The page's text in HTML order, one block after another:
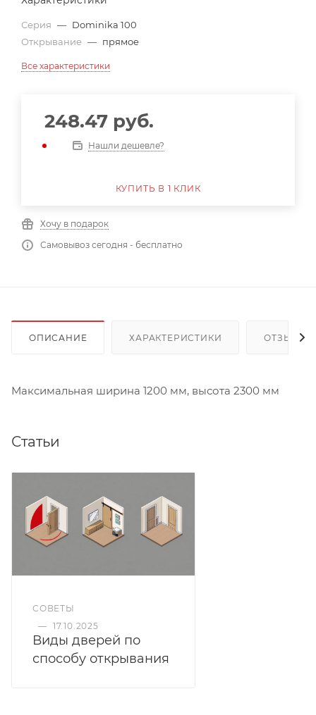
Серия — Dominika 100
Открывание — прямое
Все характеристики
248.47 руб.
Нашли дешевле?
КУПИТЬ В 1 КЛИК
Хочу в подарок
Самовывоз сегодня - бесплатно
ОПИСАНИЕ ХАРАКТЕРИСТИКИ ОТЗЫВЫ
Максимальная ширина 1200 мм, высота 2300 мм
Статьи
СОВЕТЫ
— 17.10.2025
Виды дверей по
способу открывания